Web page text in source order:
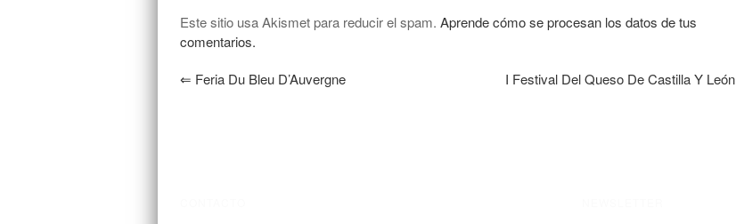
Este sitio usa Akismet para reducir el spam. Aprende cómo se procesan los datos de tus
comentarios.
⇐ Feria Du Bleu D’Auvergne I Festival Del Queso De Castilla Y León